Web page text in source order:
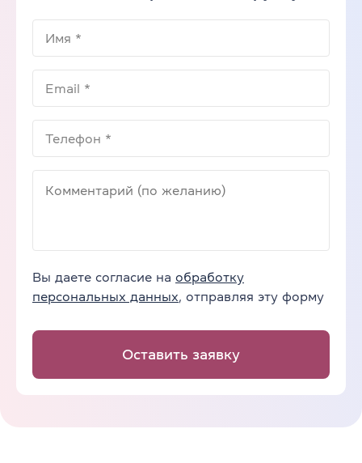
Вы даете согласие на обработку
персональных данных , отправляя эту форму
Оставить заявку